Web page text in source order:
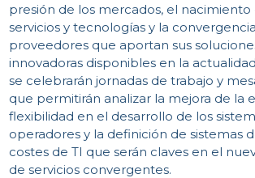
presión de los mercados, el nacimiento
servicios y tecnologías y la
proveedores que aportan sus
innovadoras disponibles en la
se celebrarán jornadas de trabajo y
que permitirán analizar la mejora de la
flexibilidad en el desarrollo de los
operadores y la definición de sistemas
costes de TI que serán claves en el
de servicios convergentes.